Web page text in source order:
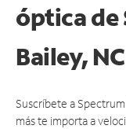
óptica de
Bailey, NC
Suscríbete a
más te importa a